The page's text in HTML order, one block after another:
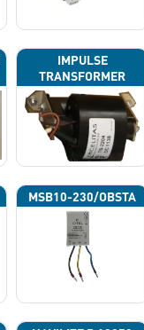
IMPULSE
TRANSFORMER
MSB10-230/OBSTA